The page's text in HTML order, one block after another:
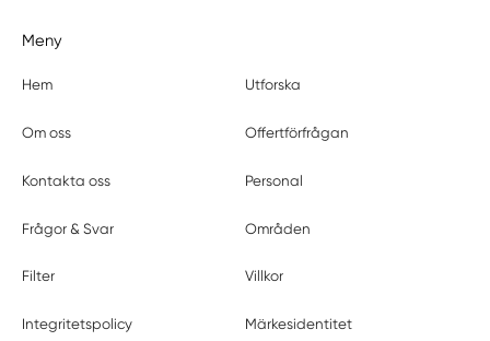
Meny
Hem Utforska
Om oss Offertförfrågan
Kontakta oss Personal
Frågor & Svar Områden
Filter Villkor
Integritetspolicy Märkesidentitet